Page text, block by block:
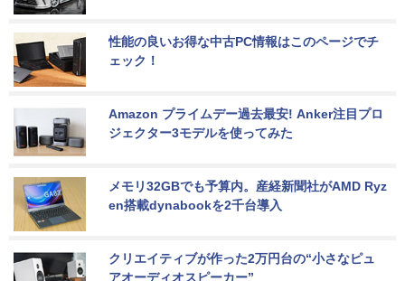
性能の良いお得な中古PC情報はこのページでチ
ェック！
Amazon プライムデー過去最安! Anker注目プロ
ジェクター3モデルを使ってみた
メモリ32GBでも予算内。産経新聞社がAMD Ryz
en搭載dynabookを2千台導入
クリエイティブが作った2万円台の“小さなピュ
アオーディオスピーカー”